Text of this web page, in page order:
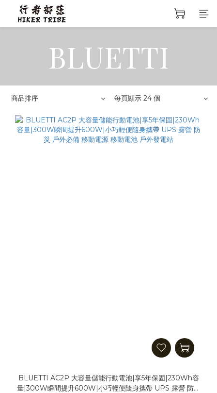
BLUETTI
商品排序 每頁顯示 24 個
BLUETTI AC2P 大容量儲能行動電池|享5年保固|230Wh容
量|300W瞬間提升600W|小巧輕便隨身攜帶 UPS 露營 防災